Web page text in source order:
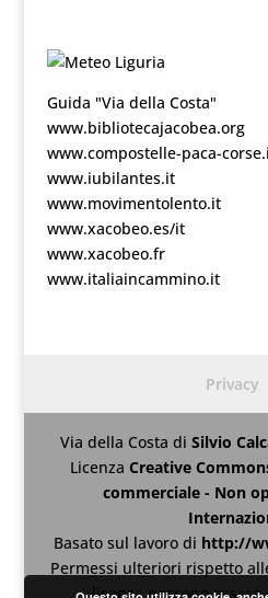
Guida "Via della Costa"
www.bibliotecajacobea.org
www.compostelle-paca-
www.iubilantes.it
www.movimentolento.it
www.xacobeo.es/it
www.xacobeo.fr
www.italiaincammino.it
Privacy
Via della Costa diSilvio
LicenzaCreative
commerciale - Non
Basato sul lavoro di http://
Permessi ulteriori rispetto
licenza possono